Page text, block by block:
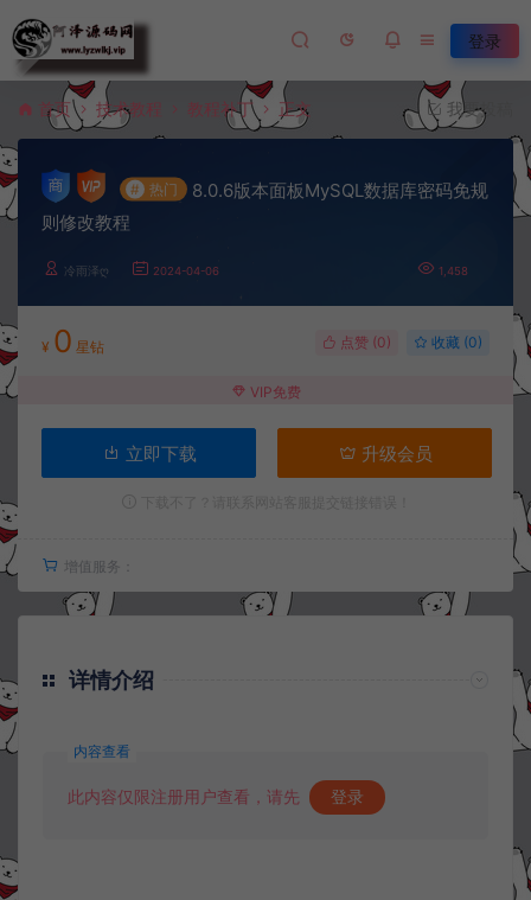
登录
首页 技术教程 教程补丁 正文 我要投稿
# 热门
8.0.6版本面板MySQL数据库密码免规
则修改教程
冷雨泽ღ 2024-04-06 1,458
¥ 0 星钻 点赞 (0) 收藏 (0)
VIP免费
立即下载 升级会员
增值服务：
详情介绍
内容查看
此内容仅限注册用户查看，请先 登录